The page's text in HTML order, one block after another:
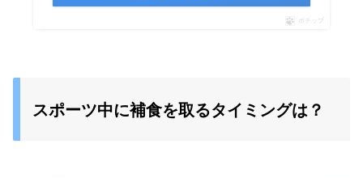
ポチップ
‎スポーツ中に補食を取るタイミングは？